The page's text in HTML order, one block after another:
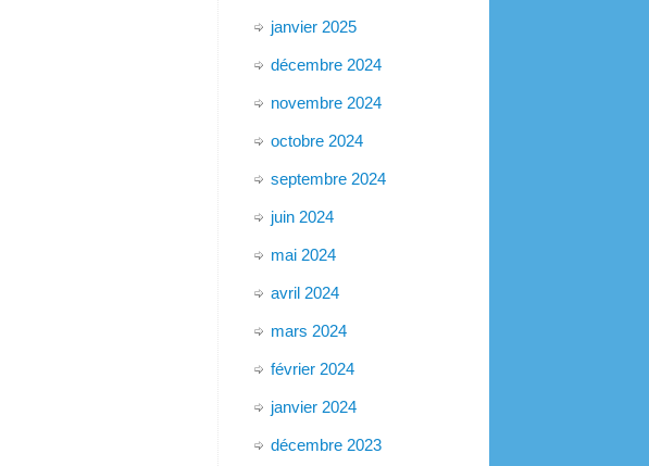
janvier 2025
décembre 2024
novembre 2024
octobre 2024
septembre 2024
juin 2024
mai 2024
avril 2024
mars 2024
février 2024
janvier 2024
décembre 2023